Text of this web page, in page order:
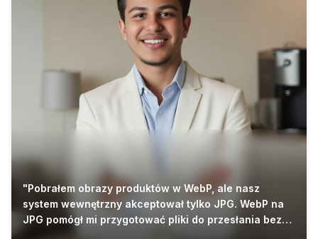
"Pobrałem obrazy produktów w WebP, ale nasz
system wewnętrzny akceptował tylko JPG. WebP na
JPG pomógł mi przygotować pliki do przesłania bez